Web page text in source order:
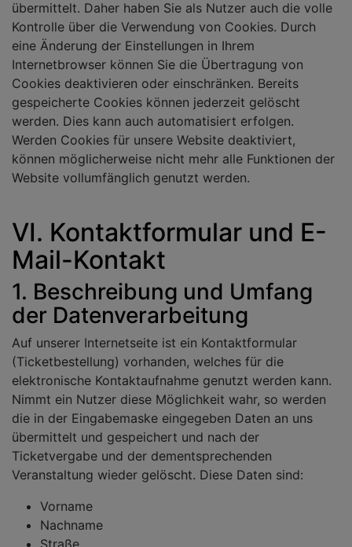
übermittelt. Daher haben Sie als Nutzer auch die volle
Kontrolle über die Verwendung von Cookies. Durch
eine Änderung der Einstellungen in Ihrem
Internetbrowser können Sie die Übertragung von
Cookies deaktivieren oder einschränken. Bereits
gespeicherte Cookies können jederzeit gelöscht
werden. Dies kann auch automatisiert erfolgen.
Werden Cookies für unsere Website deaktiviert,
können möglicherweise nicht mehr alle Funktionen der
Website vollumfänglich genutzt werden.
VI. Kontaktformular und E-
Mail-Kontakt
1. Beschreibung und Umfang
der Datenverarbeitung
Auf unserer Internetseite ist ein Kontaktformular
(Ticketbestellung) vorhanden, welches für die
elektronische Kontaktaufnahme genutzt werden kann.
Nimmt ein Nutzer diese Möglichkeit wahr, so werden
die in der Eingabemaske eingegeben Daten an uns
übermittelt und gespeichert und nach der
Ticketvergabe und der dementsprechenden
Veranstaltung wieder gelöscht. Diese Daten sind:
Vorname
Nachname
Straße